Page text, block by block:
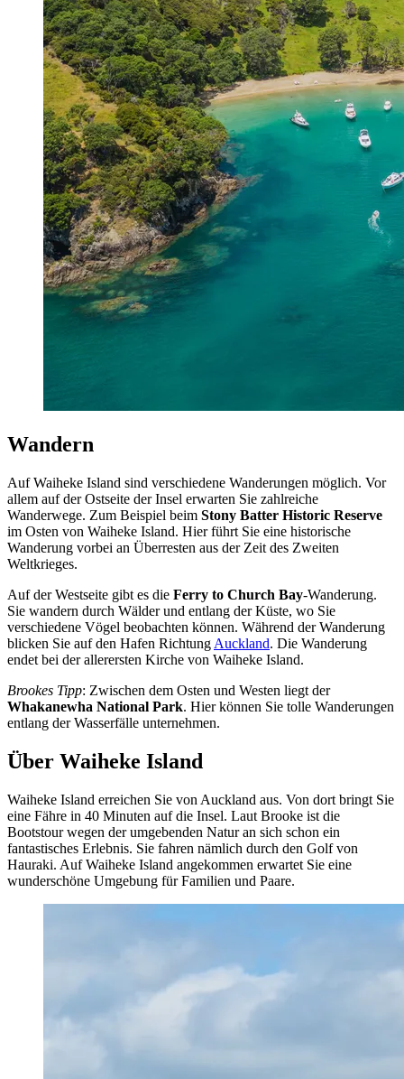
Wandern
Auf Waiheke Island sind verschiedene Wanderungen möglich. Vor
allem auf der Ostseite der Insel erwarten Sie zahlreiche
Wanderwege. Zum Beispiel beim Stony Batter Historic Reserve
im Osten von Waiheke Island. Hier führt Sie eine historische
Wanderung vorbei an Überresten aus der Zeit des Zweiten
Weltkrieges.
Auf der Westseite gibt es die Ferry to Church Bay-Wanderung.
Sie wandern durch Wälder und entlang der Küste, wo Sie
verschiedene Vögel beobachten können. Während der Wanderung
blicken Sie auf den Hafen Richtung Auckland. Die Wanderung
endet bei der allerersten Kirche von Waiheke Island.
Brookes Tipp: Zwischen dem Osten und Westen liegt der
Whakanewha National Park. Hier können Sie tolle Wanderungen
entlang der Wasserfälle unternehmen.
Über Waiheke Island
Waiheke Island erreichen Sie von Auckland aus. Von dort bringt Sie
eine Fähre in 40 Minuten auf die Insel. Laut Brooke ist die
Bootstour wegen der umgebenden Natur an sich schon ein
fantastisches Erlebnis. Sie fahren nämlich durch den Golf von
Hauraki. Auf Waiheke Island angekommen erwartet Sie eine
wunderschöne Umgebung für Familien und Paare.